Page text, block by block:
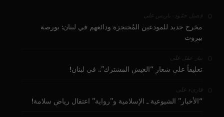
فضيل حمّود - باريس على
مخرج جديد للمودعين المُحتجزة ودائعهم في لبنان: بورصة
بيروت
بيار عقل على
تعليقاً على شعار “العيش المشترك”.. في لبنان!
قارىء على
“الأخبار” الشيوعية ـ الإسلامية و”رواية” اعتقال رياض سلامة!